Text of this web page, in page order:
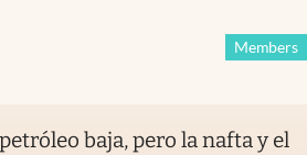
Members
baja, pero la nafta y el